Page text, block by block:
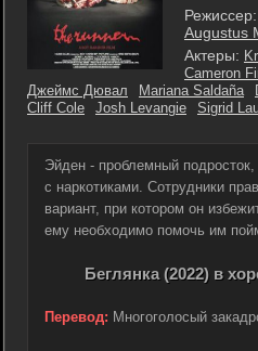
Режиссер:
Augustus
Актеры:
Cameron
Джеймс Дювал
Mariana Saldaña
Cliff Cole
Josh Levangie Sigrid
Эйден - проблемный
с наркотиками. Сотрудники
вариант, при котором он
ему необходимо помочь им
Беглянка (2022) в
Перевод: Многоголосый